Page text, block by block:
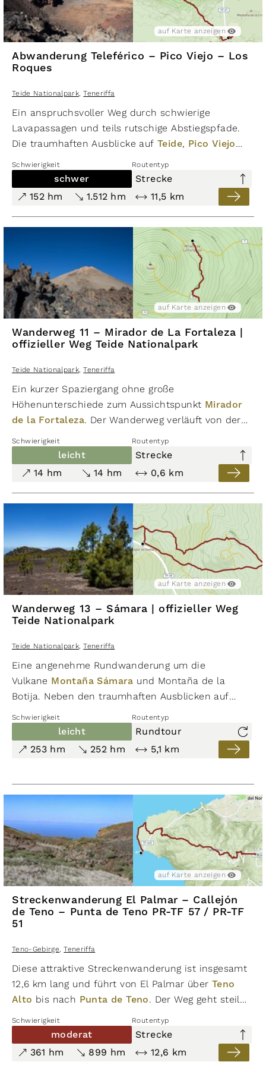
auf Karte anzeigen
Abwanderung Teleférico – Pico Viejo – Los
Roques
Teide Nationalpark, Teneriffa
Ein anspruchsvoller Weg durch schwierige
Lavapassagen und teils rutschige Abstiegspfade.
Die traumhaften Ausblicke auf Teide, Pico Viejo
Schwesterinseln La Gomera und La Palma
entschädigen jedoch für jegliche Anstrengungen.
Schwierigkeit Routentyp
schwer
Strecke
152 hm
1.512 hm 11,5 km
auf Karte anzeigen
Wanderweg 11 – Mirador de La Fortaleza |
offizieller Weg Teide Nationalpark
Teide Nationalpark, Teneriffa
Ein kurzer Spaziergang ohne große
Höhenunterschiede zum Aussichtspunkt Mirador
de la Fortaleza. Der Wanderweg verläuft von der
Rambleta über gut angelegte, gepflasterte Wege.
Dennoch befindet man sich auf einer Höhe von
über 3.500 Metern, wo es auch an heißen Tagen
kalt und in den Morgenstunden zu Vereisungen
Schwierigkeit Routentyp
leicht
Strecke
14 hm
14 hm 0,6 km
auf Karte anzeigen
Wanderweg 13 – Sámara | offizieller Weg
Teide Nationalpark
Teide Nationalpark, Teneriffa
Eine angenehme Rundwanderung um die
Vulkane Montaña Sámara und Montaña de la
Botija. Neben den traumhaften Ausblicken auf
Teide
zahllose pyroklastische Sedimente (Lapilli und
Schlacken) sehen, die bei Eruptionen frei gesetzt
Schwierigkeit Routentyp
leicht
Rundtour
253 hm
252 hm 5,1 km
auf Karte anzeigen
Streckenwanderung El Palmar – Callejón
de Teno – Punta de Teno PR-TF 57 / PR-TF
51
Teno-Gebirge Teneriffa
Diese attraktive Streckenwanderung ist insgesamt
12,6 km lang und führt von El Palmar über Teno
Alto bis nach Punta de Teno. Der Weg geht steil
schlängelt sich oberhalb von El Palmar weiter auf
den Berggrat. Hier wechselt der Weg auf einen
Pfad, der einen bis an die Küste führt und mit
Schwierigkeit Routentyp
moderat
Strecke
361 hm
899 hm 12,6 km